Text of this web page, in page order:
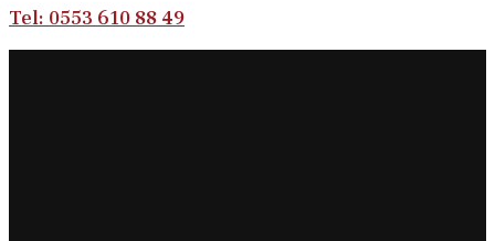
Tel: 0553 610 88 49